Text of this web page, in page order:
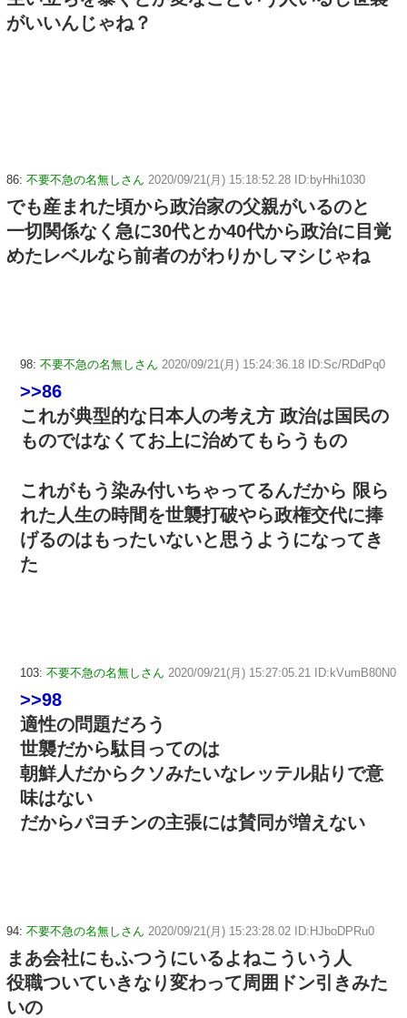
がいいんじゃね？
86: 不要不急の名無しさん 2020/09/21(月) 15:18:52.28 ID:byHhi1030
でも産まれた頃から政治家の父親がいるのと
一切関係なく急に30代とか40代から政治に目覚
めたレベルなら前者のがわりかしマシじゃね
98: 不要不急の名無しさん 2020/09/21(月) 15:24:36.18 ID:Sc/RDdPq0
>>86
これが典型的な日本人の考え方 政治は国民の
ものではなくてお上に治めてもらうもの
これがもう染み付いちゃってるんだから 限ら
れた人生の時間を世襲打破やら政権交代に捧
げるのはもったいないと思うようになってき
た
103: 不要不急の名無しさん 2020/09/21(月) 15:27:05.21 ID:kVumB80N0
>>98
適性の問題だろう
世襲だから駄目ってのは
朝鮮人だからクソみたいなレッテル貼りで意
味はない
だからパヨチンの主張には賛同が増えない
94: 不要不急の名無しさん 2020/09/21(月) 15:23:28.02 ID:HJboDPRu0
まあ会社にもふつうにいるよねこういう人
役職ついていきなり変わって周囲ドン引きみた
いの